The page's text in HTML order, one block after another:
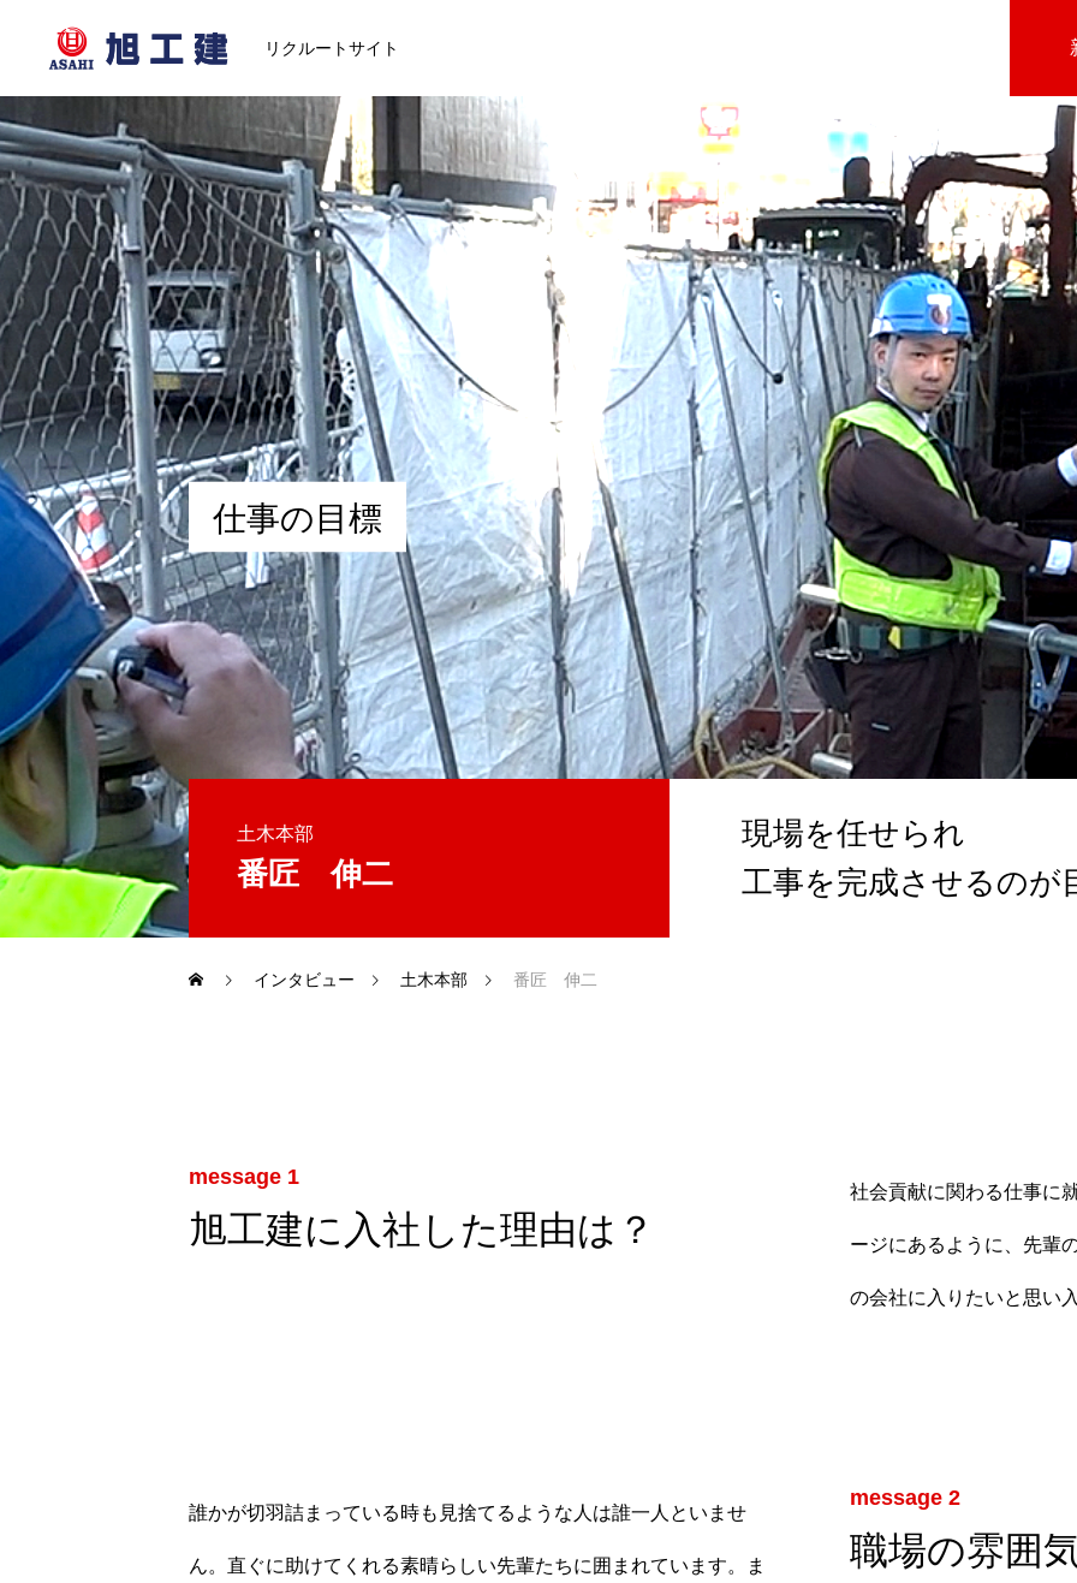
リクルートサイト
仕事の 目 標
土木本部
番匠 伸二
現場を任せられ
工事を完成させるのが
インタビュー 土木本部 番匠 伸二
message 1
旭工建に入社した理由は？
社会貢献に関わる仕事に
ージにあるように、先輩
の会社に入りたいと思い
message 2
職場の雰囲
誰かが切羽詰まっている時も見捨てるような人は誰一人といませ
ん。直ぐに助けてくれる素晴らしい先輩たちに囲まれています。ま